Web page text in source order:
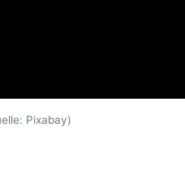
Pixabay)